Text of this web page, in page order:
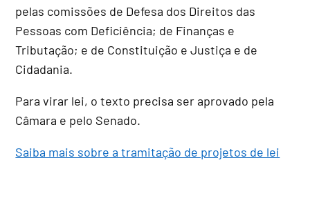
pelas comissões de Defesa dos Direitos das
Pessoas com Deficiência; de Finanças e
Tributação; e de Constituição e Justiça e de
Cidadania.
Para virar lei, o texto precisa ser aprovado pela
Câmara e pelo Senado.
Saiba mais sobre a tramitação de projetos de lei